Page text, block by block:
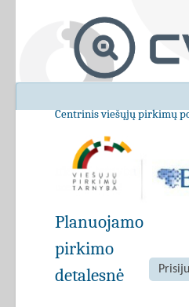
Centrinis viešųjų pirkimų
Planuojamo
pirkimo
detalesnė